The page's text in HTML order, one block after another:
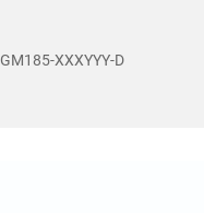
GM185-XXXYYY-D